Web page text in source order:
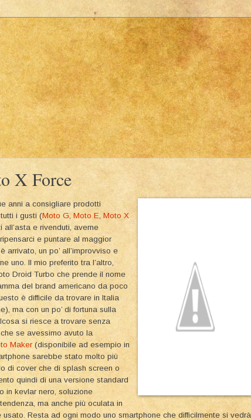
X Force
anni a consigliare prodotti
i gusti (Moto G Moto E Moto X
e rivenduti, averne
e puntare al maggior
arrivato, un po’ all’improvviso e
uno. Il mio preferito tra l’altro,
Droid Turbo che prende il nome
del brand americano da poco
è difficile da trovare in Italia
ma con un po’ di fortuna sulla
si riesce a trovare senza
se avessimo avuto la
Maker(disponibile ad esempio in
sarebbe stato molto più
di cover che di splash screen o
quindi di una versione standard
in kevlar nero, soluzione
ma anche più oculata in
Resta ad ogni modo uno smartphone che difficilmente si vedrà